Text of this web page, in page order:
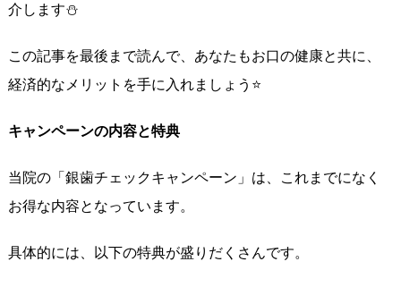
介します⛄️
この記事を最後まで読んで、あなたもお口の健康と共に、
経済的なメリットを手に入れましょう⭐️
キャンペーンの内容と特典
当院の「銀歯チェックキャンペーン」は、これまでになく
お得な内容となっています。
具体的には、以下の特典が盛りだくさんです。